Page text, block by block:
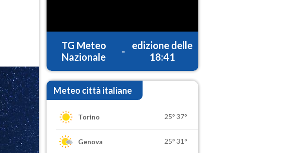
TG Meteo
Nazionale
-
edizione delle
18:41
Meteo città italiane
Torino 25° 37°
Genova 25° 31°